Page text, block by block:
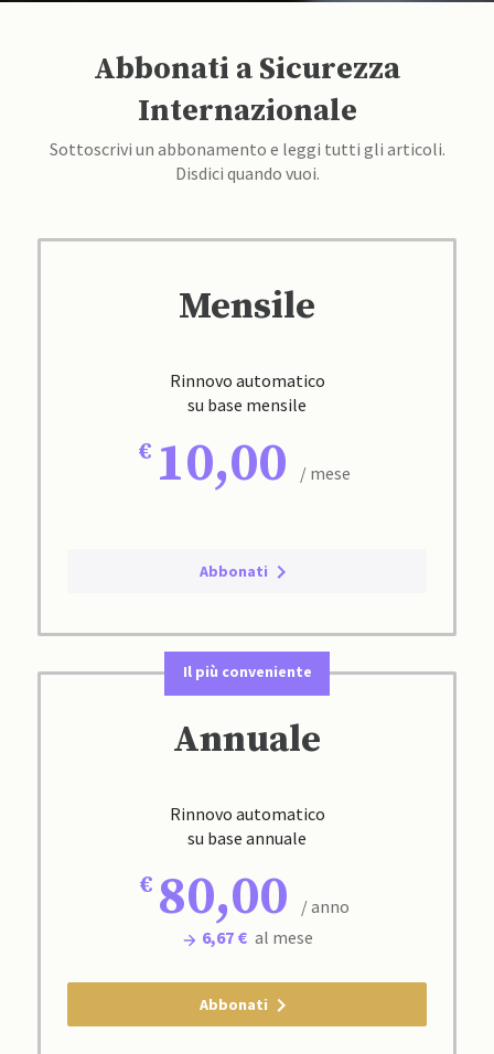
Abbonati a Sicurezza
Internazionale
Sottoscrivi un abbonamento e leggi tutti gli articoli.
Disdici quando vuoi.
Mensile
Rinnovo automatico
su base mensile
10,00 / mese
Abbonati
Il più conveniente
Annuale
Rinnovo automatico
su base annuale
80,00
/ anno
6,67 € al mese
Abbonati